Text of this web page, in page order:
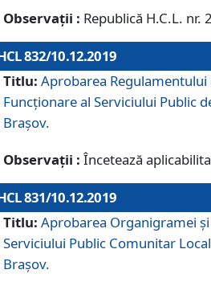
Observații : Republică H.C.L.
832/10.12.2019
Titlu: Aprobarea Regulamentului
Funcționare al Serviciului Public
Brașov.
Observații : Încetează
831/10.12.2019
Titlu: Aprobarea Organigramei
Serviciului Public Comunitar
Brașov.